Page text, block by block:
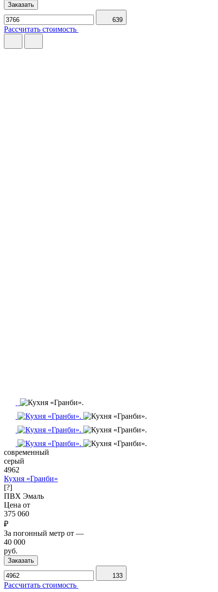
Заказать
639
Рассчитать стоимость
современный
серый
4962
Кухня «Гранби»
[?]
ПВХ Эмаль
Цена от
375 060
₽
За погонный метр от —
40 000
руб.
Заказать
133
Рассчитать стоимость